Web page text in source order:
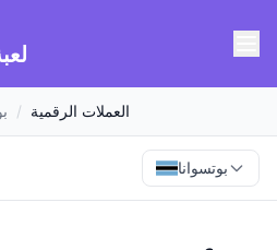
/ العملات الرقمية
بوتسوانا